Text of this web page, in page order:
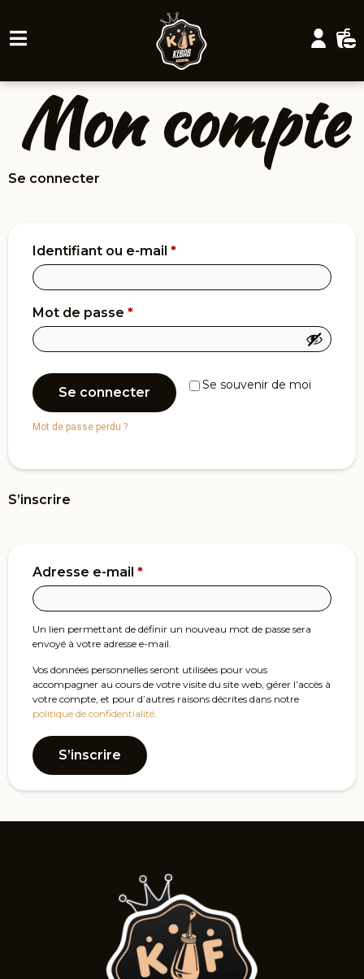
Mon compte
Se connecter
Identifiant ou e-mail *
Mot de passe *
Se souvenir de moi
Se connecter
Mot de passe perdu ?
S’inscrire
Adresse e-mail *
Un lien permettant de définir un nouveau mot de passe sera
envoyé à votre adresse e-mail.
Vos données personnelles seront utilisées pour vous
accompagner au cours de votre visite du site web, gérer l’accès à
votre compte, et pour d’autres raisons décrites dans notre
politique de confidentialité.
S’inscrire